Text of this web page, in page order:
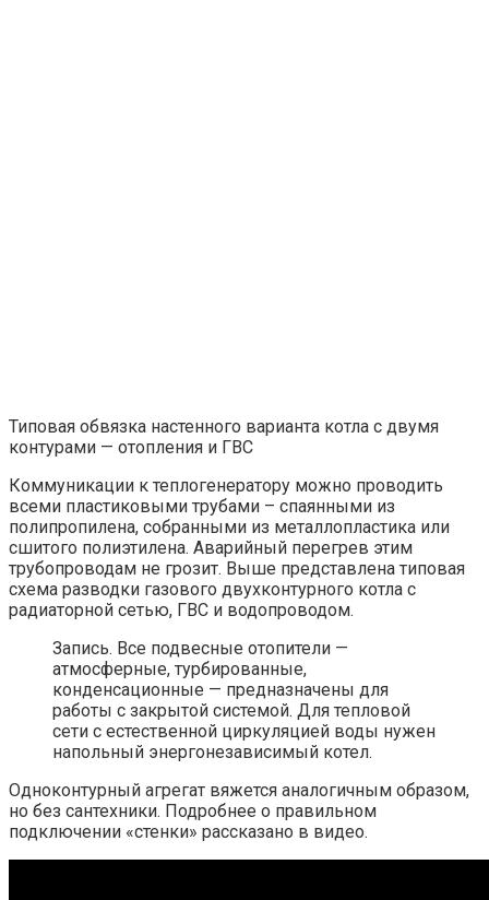
Типовая обвязка настенного варианта котла с двумя
контурами — отопления и ГВС
Коммуникации к теплогенератору можно проводить
всеми пластиковыми трубами – спаянными из
полипропилена, собранными из металлопластика или
сшитого полиэтилена. Аварийный перегрев этим
трубопроводам не грозит. Выше представлена ​​типовая
схема разводки газового двухконтурного котла с
радиаторной сетью, ГВС и водопроводом.
Запись. Все подвесные отопители —
атмосферные, турбированные,
конденсационные — предназначены для
работы с закрытой системой. Для тепловой
сети с естественной циркуляцией воды нужен
напольный энергонезависимый котел.
Одноконтурный агрегат вяжется аналогичным образом,
но без сантехники. Подробнее о правильном
подключении «стенки» рассказано в видео.